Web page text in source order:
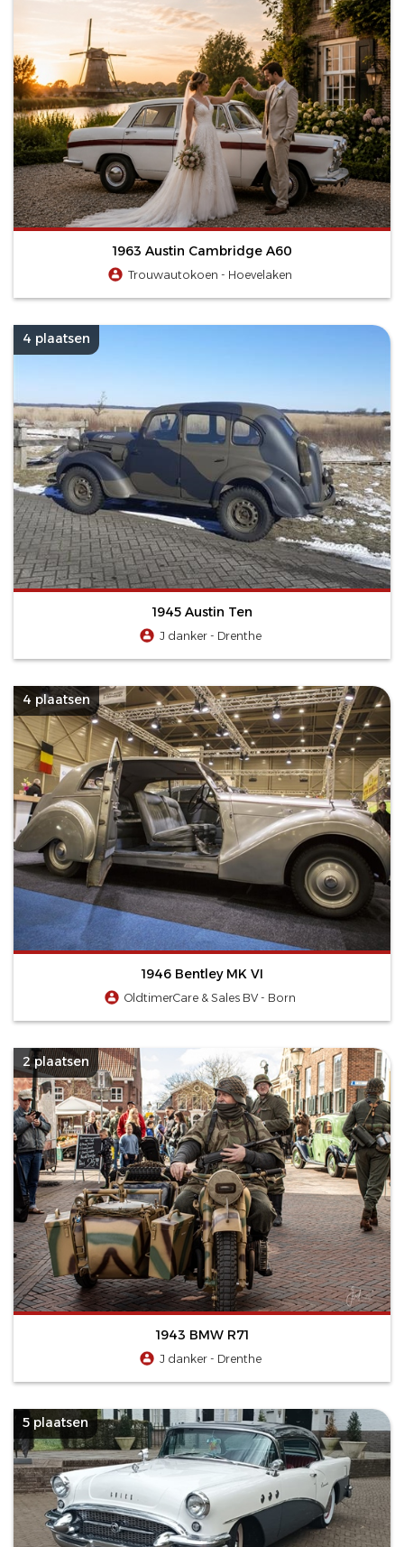
1963 Austin Cambridge A60
Trouwautokoen - Hoevelaken
4 plaatsen
1945 Austin Ten
J danker - Drenthe
4 plaatsen
1946 Bentley MK VI
OldtimerCare & Sales BV - Born
2 plaatsen
1943 BMW R71
J danker - Drenthe
5 plaatsen